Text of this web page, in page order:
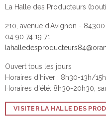
La Halle des Producteurs
210, avenue d'Avignon - 84300
04 90 74 19 71
Ouvert tous les jours
Horaires d’hiver : 8h30-13h/
Horaires d'été: 8h30-20h30,
VISITER LA HALLE DES